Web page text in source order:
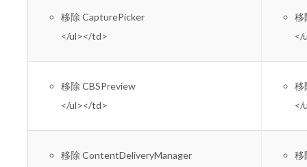
移除 CapturePicker
</ul></td>
移
</
移除 CBSPreview
</ul></td>
移
</
移除 ContentDeliveryManager
移